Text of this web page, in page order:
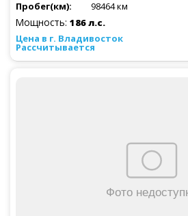
98464 км
Мощность: 186 л.с.
Рассчитывается